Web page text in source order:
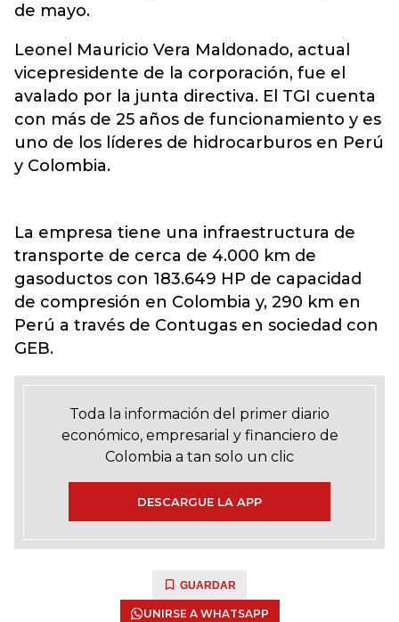
de mayo.
Leonel Mauricio Vera Maldonado, actual
vicepresidente de la corporación, fue el
avalado por la junta directiva. El TGI cuenta
con más de 25 años de funcionamiento y es
uno de los líderes de hidrocarburos en Perú
y Colombia.
La empresa tiene una infraestructura de
transporte de cerca de 4.000 km de
gasoductos con 183.649 HP de capacidad
de compresión en Colombia y, 290 km en
Perú a través de Contugas en sociedad con
GEB.
Toda la información del primer diario
económico, empresarial y financiero de
Colombia a tan solo un clic
DESCARGUE LA APP
GUARDAR
UNIRSE A WHATSAPP